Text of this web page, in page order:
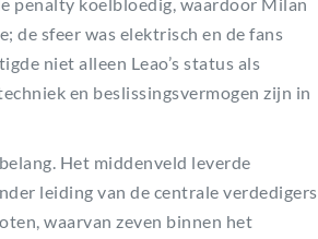
de sfeer was elektrisch en de fans
niet alleen Leao’s status als
en beslissingsvermogen zijn in
Het middenveld leverde
leiding van de centrale verdedigers
waarvan zeven binnen het